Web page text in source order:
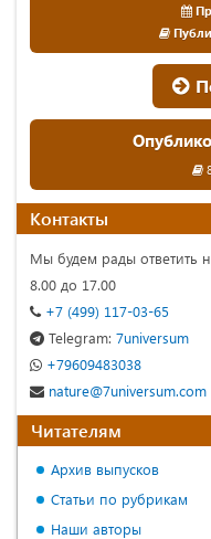
Контакты
Мы будем рады ответить
8.00 до 17.00
+7 (499) 117-03-65
Telegram: 7universum
+79609483038
nature@7universum.com
Читателям
Архив выпусков
Статьи по рубрикам
Наши авторы